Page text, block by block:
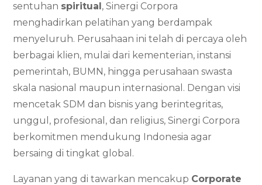
sentuhan spiritual, Sinergi Corpora
menghadirkan pelatihan yang berdampak
menyeluruh. Perusahaan ini telah di percaya oleh
berbagai klien, mulai dari kementerian, instansi
pemerintah, BUMN, hingga perusahaan swasta
skala nasional maupun internasional. Dengan visi
mencetak SDM dan bisnis yang berintegritas,
unggul, profesional, dan religius, Sinergi Corpora
berkomitmen mendukung Indonesia agar
bersaing di tingkat global.
Layanan yang di tawarkan mencakup Corporate